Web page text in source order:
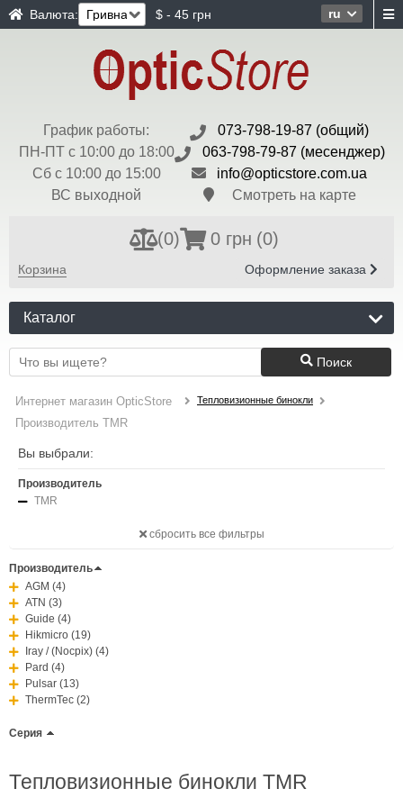
ru
Валюта: $ - 45 грн
График работы:
ПН-ПТ с 10:00 до 18:00
Сб с 10:00 до 15:00
ВС выходной
073-798-19-87 (общий)
063-798-79-87 (месенджер)
info@opticstore.com.ua
Смотреть на карте
(0) 0 грн (0)
Корзина Оформление заказа
Каталог
Поиск
Интернет магазин OpticStore Тепловизионные бинокли
Производитель TMR
Вы выбрали:
Производитель
TMR
сбросить все фильтры
Производитель
AGM (4)
ATN (3)
Guide (4)
Hikmicro (19)
Iray / (Nocpix) (4)
Pard (4)
Pulsar (13)
ThermTec (2)
Серия
Тепловизионные бинокли TMR